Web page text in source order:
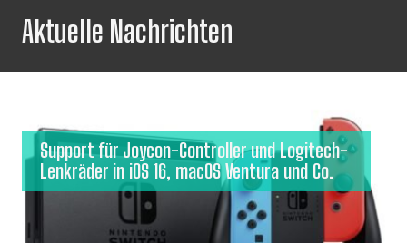
Aktuelle Nachrichten
Support für Joycon-Controller und Logitech-
Lenkräder in iOS 16, macOS Ventura und Co.